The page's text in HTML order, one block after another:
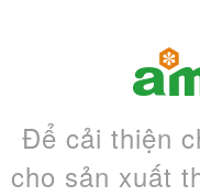
Để cải thiện
cho sản xuất